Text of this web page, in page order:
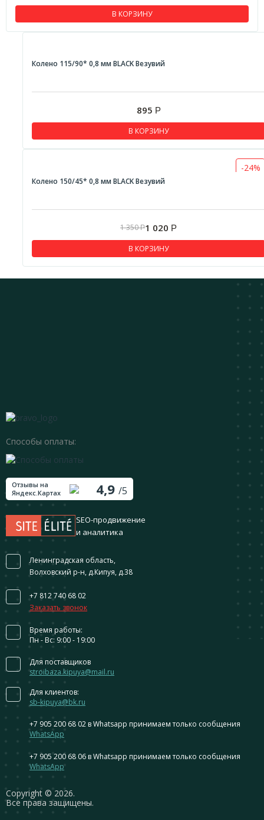
В КОРЗИНУ
Колено 115/90* 0,8 мм BLACK Везувий
895 Р
В КОРЗИНУ
-24%
Колено 150/45* 0,8 мм BLACK Везувий
1 350Р1 020 Р
В КОРЗИНУ
Сopyright © 2026.
Все права защищены.
Способы оплаты:
Отзывы на
Яндекс.Картах
4,9 /5
SEO-продвижение
и аналитика
Ленинградская область,
Волховский р-н, д.Кипуя, д.38
+7 812 740 68 02
Заказать звонок
Время работы:
Пн - Вс: 9:00 - 19:00
Для поставщиков
stroibaza.kipuya@mail.ru
Для клиентов:
sb-kipuya@bk.ru
+7 905 200 68 02 в Whatsapp принимаем только сообщения
WhatsApp
+7 905 200 68 06 в Whatsapp принимаем только сообщения
WhatsApp